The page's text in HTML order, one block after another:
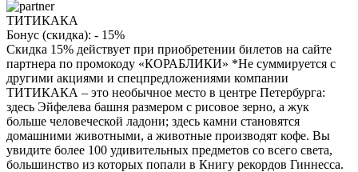
ТИТИКАКА
Бонус (скидка): - 15%
Скидка 15% действует при приобретении билетов на сайте
партнера по промокоду «КОРАБЛИКИ» *Не суммируется с
другими акциями и спецпредложениями компании
ТИТИКАКА – это необычное место в центре Петербурга:
здесь Эйфелева башня размером с рисовое зерно, а жук
больше человеческой ладони; здесь камни становятся
домашними животными, а животные производят кофе. Вы
увидите более 100 удивительных предметов со всего света,
большинство из которых попали в Книгу рекордов Гиннесса.